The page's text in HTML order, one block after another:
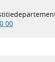
00